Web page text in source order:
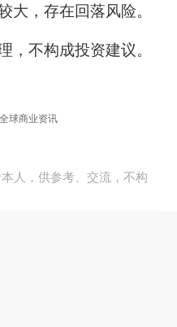
大，存在回落风险。
，不构成投资建议。
球商业资讯
人，供参考、交流，不构